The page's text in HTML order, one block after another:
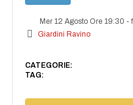
Mer 12 Agosto Ore 19:30 -
Giardini Ravino
CATEGORIE:
TAG: